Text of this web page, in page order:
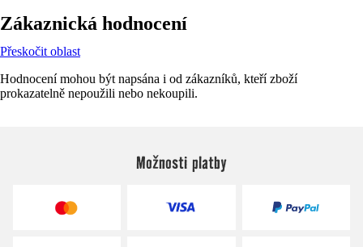
Zákaznická hodnocení
Přeskočit oblast
Hodnocení mohou být napsána i od zákazníků, kteří zboží
prokazatelně nepoužili nebo nekoupili.
Možnosti platby